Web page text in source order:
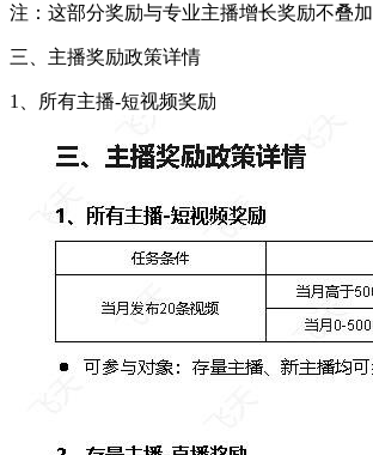
注：这部分奖励与专业主播增长奖励不叠加
三、主播奖励政策详情
1、所有主播-短视频奖励